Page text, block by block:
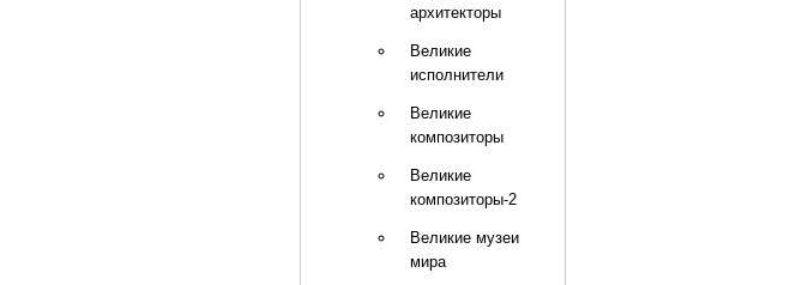
архитекторы
Великие
исполнители
Великие
композиторы
Великие
композиторы-2
Великие музеи
мира